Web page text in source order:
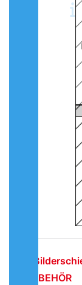
| ZUBEHÖR